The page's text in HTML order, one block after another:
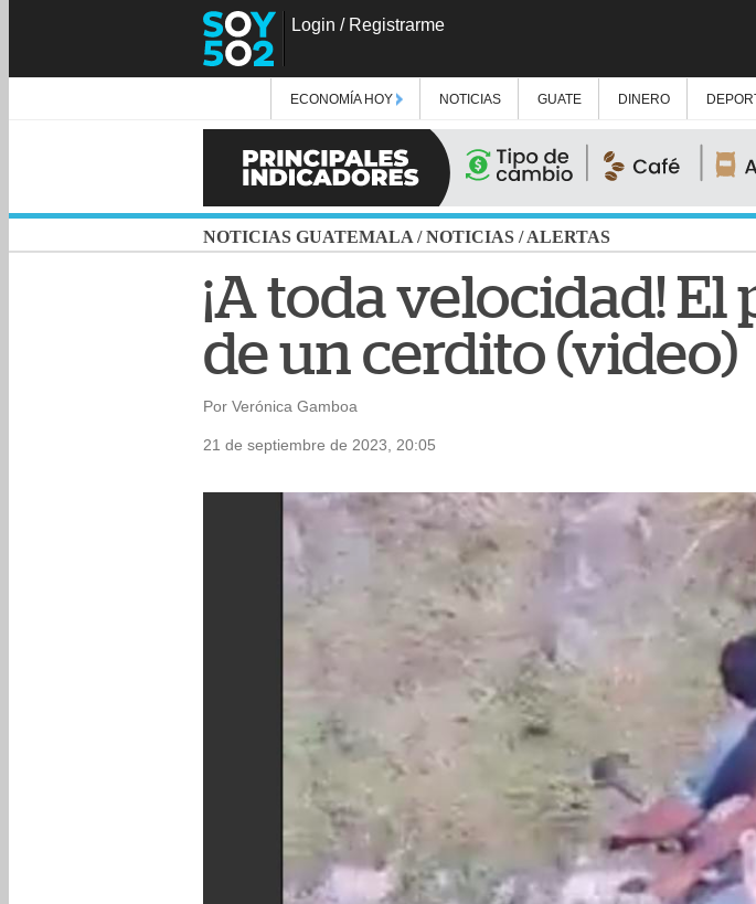
Login / Registrarme
ECONOMÍA HOY NOTICIAS GUATE DINERO
NOTICIAS GUATEMALA /NOTICIAS /ALERTAS
¡A toda velocidad!
de un cerdito (video)
Por Verónica Gamboa
21 de septiembre de 2023, 20:05